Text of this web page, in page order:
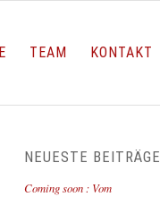
TEAM KONTAKT
NEUESTE BEITRÄGE
Coming soon : Vom